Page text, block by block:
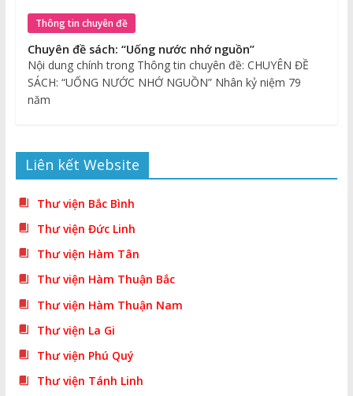
Thông tin chuyên đề
Chuyên đề sách: “Uống nước nhớ nguồn”
Nội dung chính trong Thông tin chuyên đề: CHUYÊN ĐỀ
SÁCH: “UỐNG NƯỚC NHỚ NGUỒN” Nhân kỷ niệm 79
năm
Liên kết Website
Thư viện Bắc Bình
Thư viện Đức Linh
Thư viện Hàm Tân
Thư viện Hàm Thuận Bắc
Thư viện Hàm Thuận Nam
Thư viện La Gi
Thư viện Phú Quý
Thư viện Tánh Linh